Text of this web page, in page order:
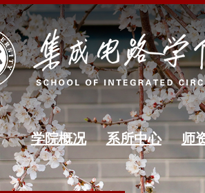
学院概况 系所中心 师